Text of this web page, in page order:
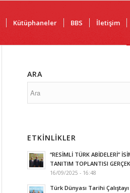
Kütüphaneler BBS İletişim
ARA
ETKINLIKLER
“RESİMLİ TÜRK ABİDELERİ”
TANITIM TOPLANTISI
16/09/2025 - 16:48
Türk Dünyası Tarihi